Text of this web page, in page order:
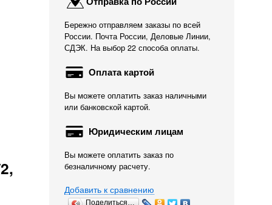
Бережно отправляем заказы по всей
России. Почта России, Деловые Линии,
СДЭК. На выбор 22 способа оплаты.
Оплата картой
Вы можете оплатить заказ наличными
или банковской картой.
Юридическим лицам
Вы можете оплатить заказ по
безналичному расчету.
Добавить к сравнению
Поделиться…